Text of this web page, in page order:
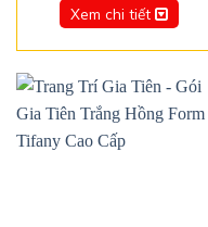
Xem chi tiết